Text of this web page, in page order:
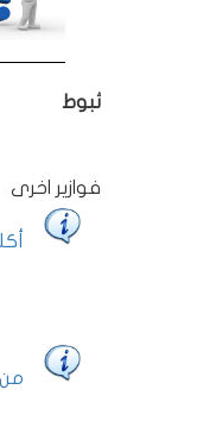
ثبوط
فوازير اخرى